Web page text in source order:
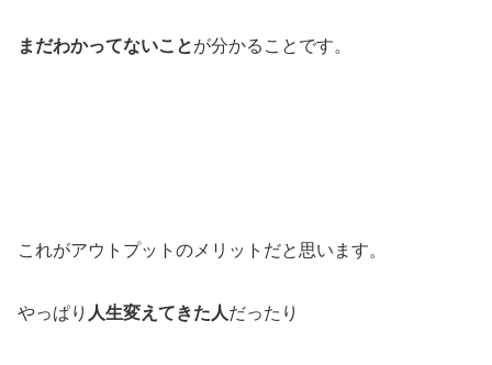
まだわかってないことが分かることです。
これがアウトプットのメリットだと思います。
やっぱり 人生変えてきた人だったり